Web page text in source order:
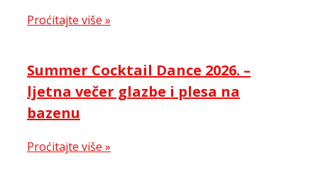
Proćitajte više »
Summer Cocktail Dance 2026. –
ljetna večer glazbe i plesa na
bazenu
Proćitajte više »